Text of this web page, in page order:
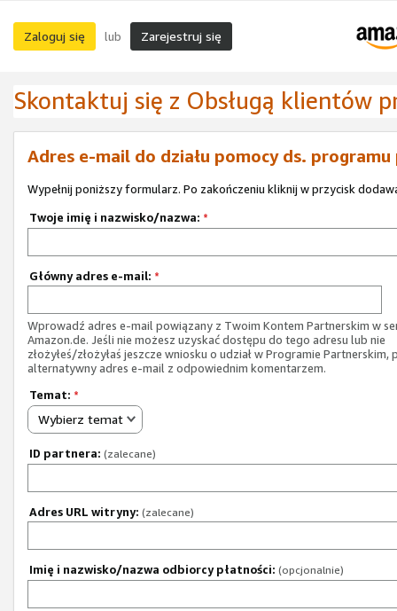
Zaloguj się lub Zarejestruj się
Skontaktuj się z Obsługą klientów
Adres e-mail do działu pomocy ds.
Wypełnij poniższy formularz. Po zakończeniu kliknij w przycisk
Twoje imię i nazwisko/nazwa: *
Główny adres e-mail: *
Wprowadź adres e-mail powiązany z Twoim Kontem Partnerskim w
Amazon.de. Jeśli nie możesz uzyskać dostępu do tego adresu lub nie
złożyłeś/złożyłaś jeszcze wniosku o udział w Programie Partnerskim,
alternatywny adres e-mail z odpowiednim komentarzem.
Temat: *
Wybierz temat
ID partnera: (zalecane)
Adres URL witryny: (zalecane)
Imię i nazwisko/nazwa odbiorcy płatności: (opcjonalnie)